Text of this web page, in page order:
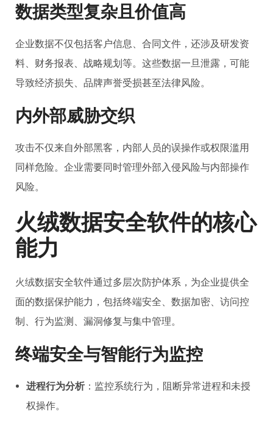
数据类型复杂且价值高
企业数据不仅包括客户信息、合同文件，还涉及研发资
料、财务报表、战略规划等。这些数据一旦泄露，可能
导致经济损失、品牌声誉受损甚至法律风险。
内外部威胁交织
攻击不仅来自外部黑客，内部人员的误操作或权限滥用
同样危险。企业需要同时管理外部入侵风险与内部操作
风险。
火绒数据安全软件的核心
能力
火绒数据安全软件通过多层次防护体系，为企业提供全
面的数据保护能力，包括终端安全、数据加密、访问控
制、行为监测、漏洞修复与集中管理。
终端安全与智能行为监控
进程行为分析 ：监控系统行为，阻断异常进程和未授
权操作。